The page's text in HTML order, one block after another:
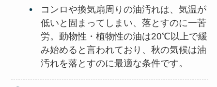
コンロや換気扇周りの油汚れは、気温が
低いと固まってしまい、落とすのに一苦
労。動物性・植物性の油は20℃以上で緩
み始めると言われており、秋の気候は油
汚れを落とすのに最適な条件です。